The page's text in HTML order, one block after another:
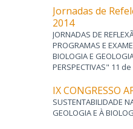
Jornadas de
2014
JORNADAS DE
PROGRAMAS E
BIOLOGIA E
PERSPECTIVAS" 11
IX CONGRESSO
SUSTENTABILIDADE
GEOLOGIA E À